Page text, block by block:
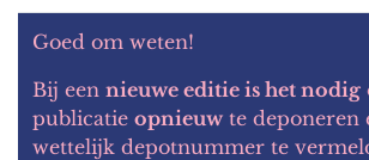
Goed om weten!
Bij een nieuwe editie is het nodig
publicatie opnieuw te deponeren
wettelijk depotnummer te